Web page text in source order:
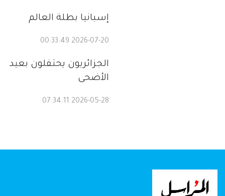
إسبانيا بطلة العالم
2026-07-20 00:33:49
الجزائريون يحتفلون بعيد
الأضحى
2026-05-28 07:34:11